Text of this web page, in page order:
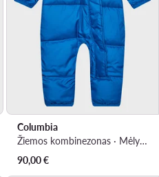
Columbia
Žiemos kombinezonas · Mėlyna
90,00€